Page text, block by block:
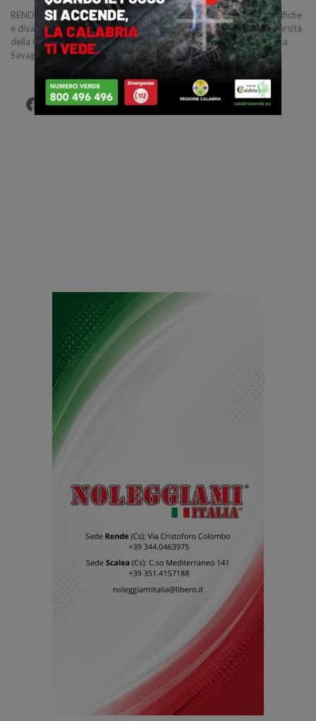
RENDE :: 17/04/2018 :: “Donne impegnate nelle professioni scientifiche
e divario di genere”. È questo il titolo del seminario tenuto all’Università
della Calabria al Corso di Pedagogia della comunicazione da Sandra
Savaglio, una del…
Facebook
Twitter